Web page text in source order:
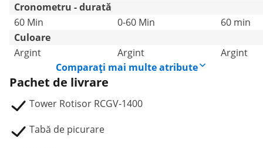
Cronometru - durată
60 Min
0-60 Min
60 min
Culoare
Argint
Argint
Argint
Comparați mai multe atribute
Pachet de livrare
Tower Rotisor RCGV-1400
Tabă de picurare